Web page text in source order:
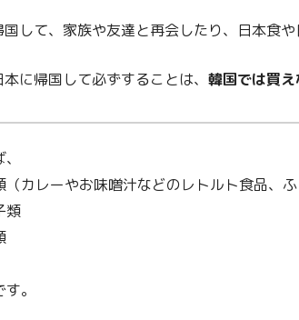
国して、家族や友達と再会したり、日本食
に帰国して必ずすることは、 韓国では買
（カレーやお味噌汁などのレトルト食品、
類
。